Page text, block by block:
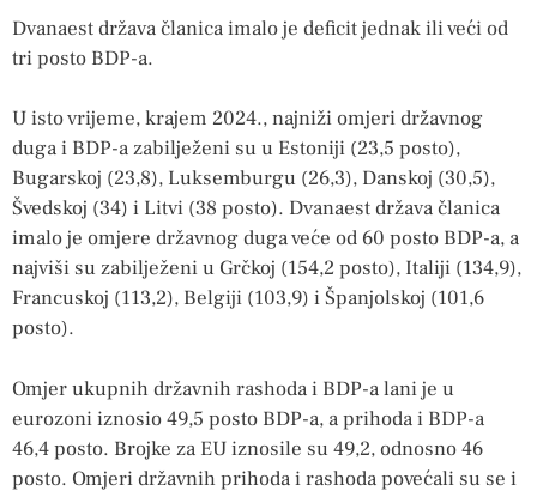
Dvanaest država članica imalo je deficit jednak ili veći od
tri posto BDP-a.
U isto vrijeme, krajem 2024., najniži omjeri državnog
duga i BDP-a zabilježeni su u Estoniji (23,5 posto),
Bugarskoj (23,8), Luksemburgu (26,3), Danskoj (30,5),
Švedskoj (34) i Litvi (38 posto). Dvanaest država članica
imalo je omjere državnog duga veće od 60 posto BDP-a, a
najviši su zabilježeni u Grčkoj (154,2 posto), Italiji (134,9),
Francuskoj (113,2), Belgiji (103,9) i Španjolskoj (101,6
posto).
Omjer ukupnih državnih rashoda i BDP-a lani je u
eurozoni iznosio 49,5 posto BDP-a, a prihoda i BDP-a
46,4 posto. Brojke za EU iznosile su 49,2, odnosno 46
posto. Omjeri državnih prihoda i rashoda povećali su se i